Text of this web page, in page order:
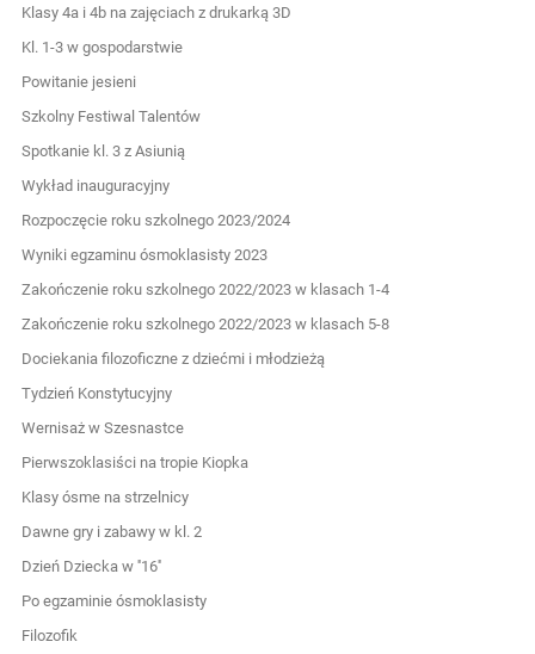
Klasy 4a i 4b na zajęciach z drukarką 3D
Kl. 1-3 w gospodarstwie
Powitanie jesieni
Szkolny Festiwal Talentów
Spotkanie kl. 3 z Asiunią
Wykład inauguracyjny
Rozpoczęcie roku szkolnego 2023/2024
Wyniki egzaminu ósmoklasisty 2023
Zakończenie roku szkolnego 2022/2023 w klasach 1-4
Zakończenie roku szkolnego 2022/2023 w klasach 5-8
Dociekania filozoficzne z dziećmi i młodzieżą
Tydzień Konstytucyjny
Wernisaż w Szesnastce
Pierwszoklasiści na tropie Kiopka
Klasy ósme na strzelnicy
Dawne gry i zabawy w kl. 2
Dzień Dziecka w ''16''
Po egzaminie ósmoklasisty
Filozofik